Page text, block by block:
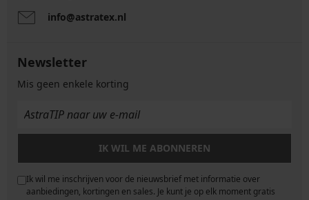
info@astratex.nl
Newsletter
Mis geen enkele korting
IK WIL ME ABONNEREN
Ik wil me inschrijven voor de nieuwsbrief met informatie over
aanbiedingen, kortingen en sales. Je kunt je op elk moment gratis